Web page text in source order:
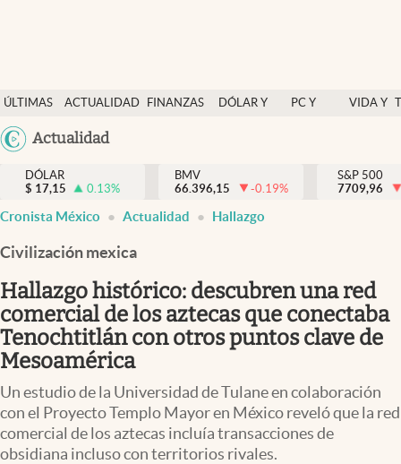
ÚLTIMAS
NOTICIAS
ACTUALIDAD
FINANZAS
DÓLAR Y
PC Y
VIDA Y
México
Actualidad
Actualidad
Finanzas y economía
Dólar y mercados
Pc y celular
Vida y estilo
Clima
Espiritualidad
DÓLAR
$ 17,15 0.13%
BMV
66.396,15
-0.19%
S&P 500
7709,96
Cronista México Actualidad Hallazgo
Civilización mexica
Hallazgo histórico: descubren una red
comercial de los aztecas que conectaba
Tenochtitlán con otros puntos clave de
Mesoamérica
Un estudio de la Universidad de Tulane en colaboración
con el Proyecto Templo Mayor en México reveló que la red
comercial de los aztecas incluía transacciones de
obsidiana incluso con territorios rivales.